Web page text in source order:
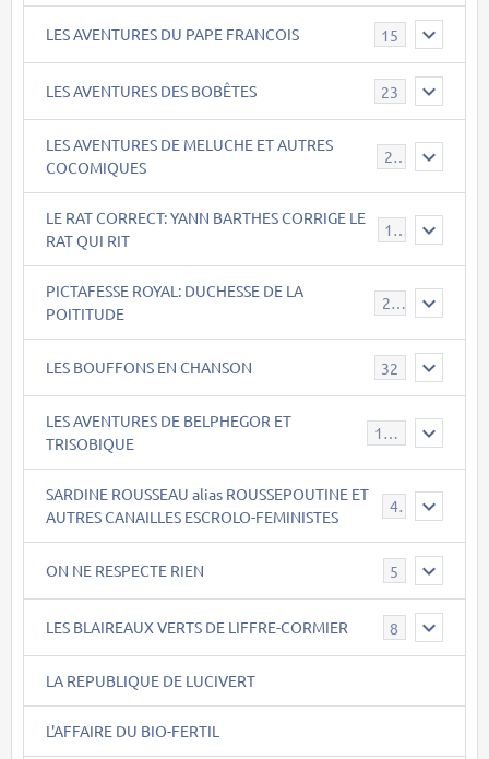
LES AVENTURES DU PAPE FRANCOIS 15
LES AVENTURES DES BOBÊTES 23
LES AVENTURES DE MELUCHE ET AUTRES
COCOMIQUES
22
LE RAT CORRECT: YANN BARTHES CORRIGE LE
RAT QUI RIT
15
PICTAFESSE ROYAL: DUCHESSE DE LA
POITITUDE
23
LES BOUFFONS EN CHANSON 32
LES AVENTURES DE BELPHEGOR ET
TRISOBIQUE
147
SARDINE ROUSSEAU alias ROUSSEPOUTINE ET
AUTRES CANAILLES ESCROLO-FEMINISTES
40
ON NE RESPECTE RIEN 5
LES BLAIREAUX VERTS DE LIFFRE-CORMIER 8
LA REPUBLIQUE DE LUCIVERT
L'AFFAIRE DU BIO-FERTIL